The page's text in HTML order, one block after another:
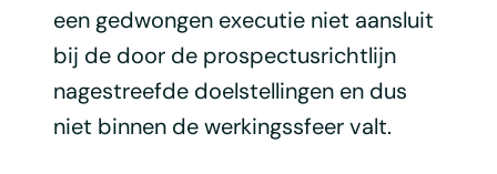
een gedwongen executie niet aansluit
bij de door de prospectusrichtlijn
nagestreefde doelstellingen en dus
niet binnen de werkingssfeer valt.